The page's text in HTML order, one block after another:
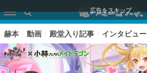
広告をスキップ
赫本 動画 殿堂入り記事 インタビュー